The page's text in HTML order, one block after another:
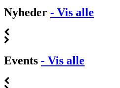
Nyheder - Vis alle
Events - Vis alle